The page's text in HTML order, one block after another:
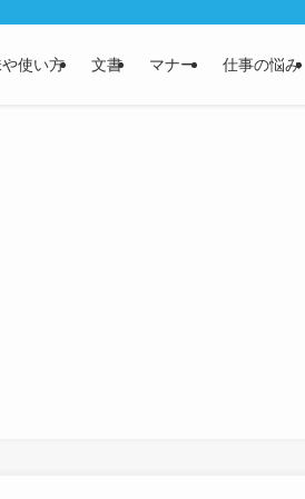
使い方 文書 マナー 仕事の悩み